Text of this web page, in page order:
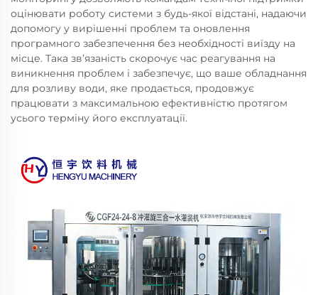
оцінювати роботу системи з будь-якої відстані, надаючи
допомогу у вирішенні проблем та оновлення
програмного забезпечення без необхідності виїзду на
місце. Така зв’язаність скорочує час реагування на
виникнення проблем і забезпечує, що ваше обладнання
для розливу води, яке продається, продовжує
працювати з максимальною ефективністю протягом
усього терміну його експлуатації.